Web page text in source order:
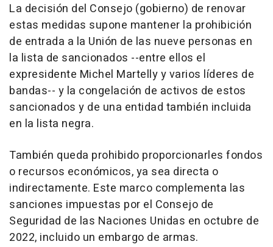
La decisión del Consejo (gobierno) de renovar
estas medidas supone mantener la prohibición
de entrada a la Unión de las nueve personas en
la lista de sancionados --entre ellos el
expresidente Michel Martelly y varios líderes de
bandas-- y la congelación de activos de estos
sancionados y de una entidad también incluida
en la lista negra.
También queda prohibido proporcionarles fondos
o recursos económicos, ya sea directa o
indirectamente. Este marco complementa las
sanciones impuestas por el Consejo de
Seguridad de las Naciones Unidas en octubre de
2022, incluido un embargo de armas.